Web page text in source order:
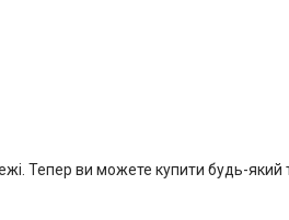
Тепер ви можете купити будь-